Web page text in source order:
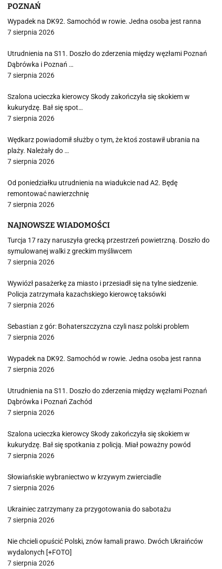
POZNAŃ
Wypadek na DK92. Samochód w rowie. Jedna osoba jest ranna
7 sierpnia 2026
Utrudnienia na S11. Doszło do zderzenia między węzłami Poznań
Dąbrówka i Poznań …
7 sierpnia 2026
Szalona ucieczka kierowcy Skody zakończyła się skokiem w
kukurydzę. Bał się spot…
7 sierpnia 2026
Wędkarz powiadomił służby o tym, że ktoś zostawił ubrania na
plaży. Należały do …
7 sierpnia 2026
Od poniedziałku utrudnienia na wiadukcie nad A2. Będę
remontować nawierzchnię
7 sierpnia 2026
NAJNOWSZE WIADOMOŚCI
Turcja 17 razy naruszyła grecką przestrzeń powietrzną. Doszło do
symulowanej walki z greckim myśliwcem
7 sierpnia 2026
Wywiózł pasażerkę za miasto i przesiadł się na tylne siedzenie.
Policja zatrzymała kazachskiego kierowcę taksówki
7 sierpnia 2026
Sebastian z gór: Bohaterszczyzna czyli nasz polski problem
7 sierpnia 2026
Wypadek na DK92. Samochód w rowie. Jedna osoba jest ranna
7 sierpnia 2026
Utrudnienia na S11. Doszło do zderzenia między węzłami Poznań
Dąbrówka i Poznań Zachód
7 sierpnia 2026
Szalona ucieczka kierowcy Skody zakończyła się skokiem w
kukurydzę. Bał się spotkania z policją. Miał poważny powód
7 sierpnia 2026
Słowiańskie wybraniectwo w krzywym zwierciadle
7 sierpnia 2026
Ukrainiec zatrzymany za przygotowania do sabotażu
7 sierpnia 2026
Nie chcieli opuścić Polski, znów łamali prawo. Dwóch Ukraińców
wydalonych [+FOTO]
7 sierpnia 2026